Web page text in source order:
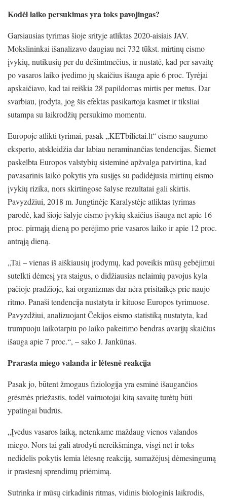
Kodėl laiko persukimas yra toks pavojingas?
Garsiausias tyrimas šioje srityje atliktas 2020-aisiais JAV.
Mokslininkai išanalizavo daugiau nei 732 tūkst. mirtinų eismo
įvykių, nutikusių per du dešimtmečius, ir nustatė, kad per savaitę
po vasaros laiko įvedimo jų skaičius išauga apie 6 proc. Tyrėjai
apskaičiavo, kad tai reiškia 28 papildomas mirtis per metus. Dar
svarbiau, įrodyta, jog šis efektas pasikartoja kasmet ir tiksliai
sutampa su laikrodžių persukimo momentu.
Europoje atlikti tyrimai, pasak „KETbilietai.lt“ eismo saugumo
eksperto, atskleidžia dar labiau neraminančias tendencijas. Šiemet
paskelbta Europos valstybių sisteminė apžvalga patvirtina, kad
pavasarinis laiko pokytis yra susijęs su padidėjusia mirtinų eismo
įvykių rizika, nors skirtingose šalyse rezultatai gali skirtis.
Pavyzdžiui, 2018 m. Jungtinėje Karalystėje atliktas tyrimas
parodė, kad šioje šalyje eismo įvykių skaičius išauga net apie 16
proc. pirmąją dieną po perėjimo prie vasaros laiko ir apie 12 proc.
antrąją dieną.
„Tai – vienas iš aiškiausių įrodymų, kad poveikis mūsų gebėjimui
sutelkti dėmesį yra staigus, o didžiausias nelaimių pavojus kyla
pačioje pradžioje, kai organizmas dar nėra prisitaikęs prie naujo
ritmo. Panaši tendencija nustatyta ir kituose Europos tyrimuose.
Pavyzdžiui, analizuojant Čekijos eismo statistiką nustatyta, kad
trumpuoju laikotarpiu po laiko pakeitimo bendras avarijų skaičius
išauga apie 7 proc.“, – sako J. Jankūnas.
Prarasta miego valanda ir lėtesnė reakcija
Pasak jo, būtent žmogaus fiziologija yra esminė išaugančios
grėsmės priežastis, todėl vairuotojai kitą savaitę turėtų būti
ypatingai budrūs.
„Įvedus vasaros laiką, netenkame maždaug vienos valandos
miego. Nors tai gali atrodyti nereikšminga, visgi net ir toks
nedidelis pokytis lemia lėtesnę reakciją, sumažėjusį dėmesingumą
ir prastesnį sprendimų priėmimą.
Sutrinka ir mūsų cirkadinis ritmas, vidinis biologinis laikrodis,